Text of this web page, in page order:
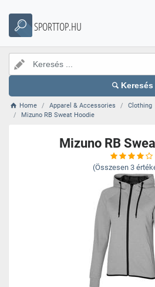
SPORTTOP.HU
Keresés
Home Apparel & Accessories Clothing
Mizuno RB Sweat Hoodie
Mizuno RB
(Összesen 3